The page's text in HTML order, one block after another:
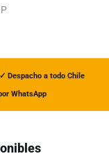
Despacho a todo Chile
WhatsApp